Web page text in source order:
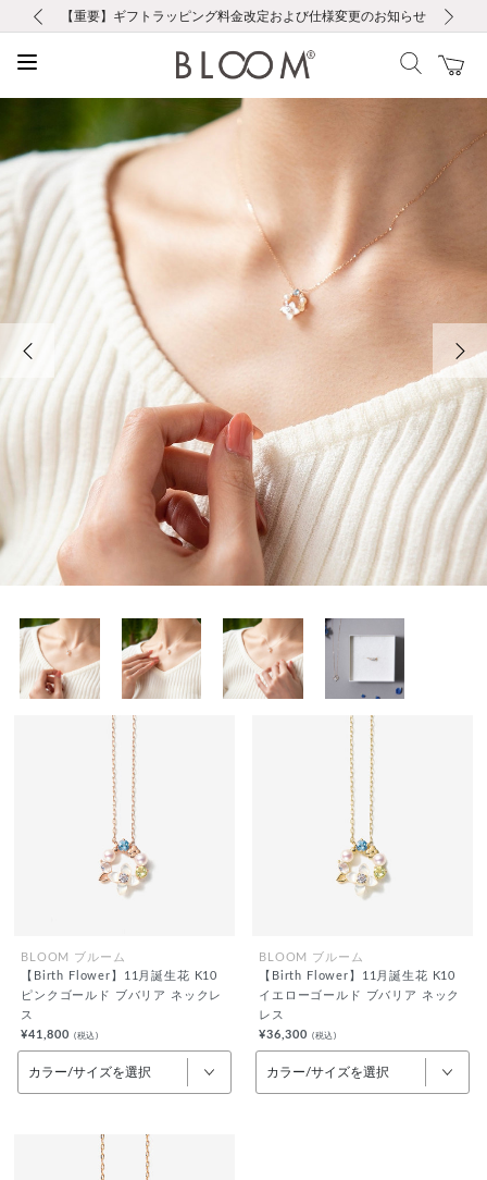
お修理・アフターサービスのご案内
【重要】令和８年熊本地震に伴う集配への影響について
【重要】ギフトラッピング料金改定および仕様変更のお知らせ
【重要】夏季休業の営業についてのご案内
税込5,500円以上で送料無料｜最短24時間以内に発送
新規会員登録で1000ポイントプレゼント！
LINE友だち登録で500円クーポンプレゼント
会員限定！レビュー投稿で100ポイントプレゼント
お修理・アフターサービスのご案内
【重要】令和８年熊本地震に伴う集配への影響について
BLOOM ブルーム
【Birth Flower】11月誕生花 K10
ピンクゴールド ブバリア ネックレ
ス
¥41,800 (税込)
カラー/サイズを選択
BLOOM ブルーム
【Birth Flower】11月誕生花 K10
イエローゴールド ブバリア ネック
レス
¥36,300 (税込)
カラー/サイズを選択